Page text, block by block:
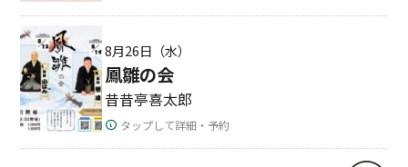
8月26日（水）
鳳雛の会
昔昔亭喜太郎
タップして詳細・予約